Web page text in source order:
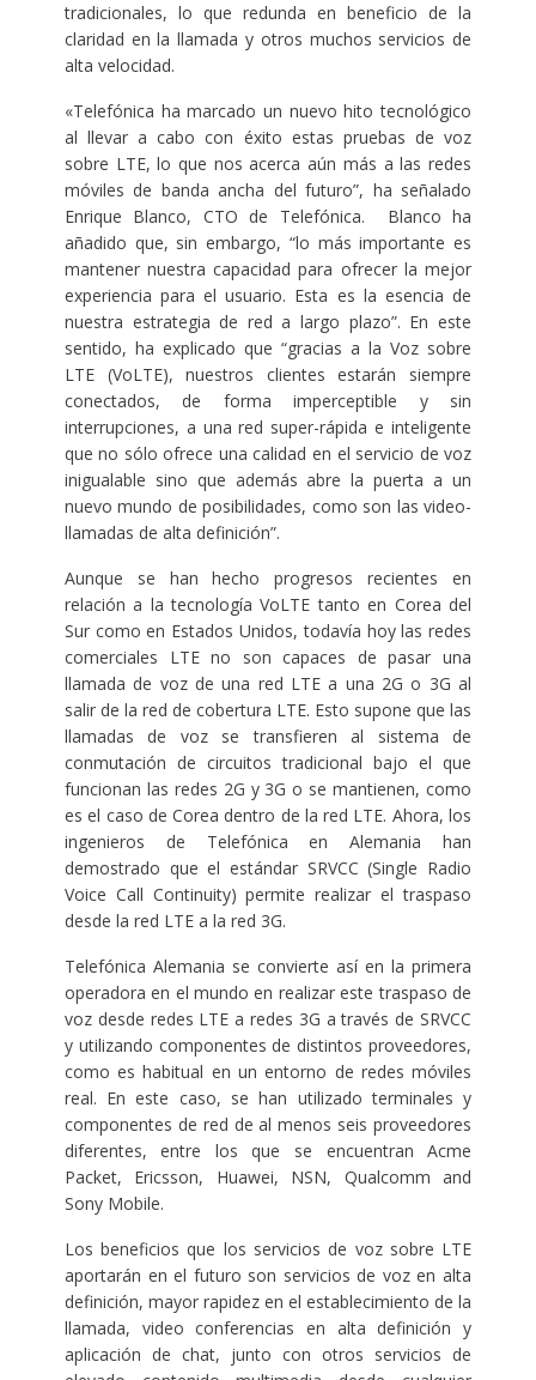
tradicionales, lo que redunda en beneficio de la
claridad en la llamada y otros muchos servicios de
alta velocidad.
«Telefónica ha marcado un nuevo hito tecnológico
al llevar a cabo con éxito estas pruebas de voz
sobre LTE, lo que nos acerca aún más a las redes
móviles de banda ancha del futuro”, ha señalado
Enrique Blanco, CTO de Telefónica. Blanco ha
añadido que, sin embargo, “lo más importante es
mantener nuestra capacidad para ofrecer la mejor
experiencia para el usuario. Esta es la esencia de
nuestra estrategia de red a largo plazo”. En este
sentido, ha explicado que “gracias a la Voz sobre
LTE (VoLTE), nuestros clientes estarán siempre
conectados, de forma imperceptible y sin
interrupciones, a una red super-rápida e inteligente
que no sólo ofrece una calidad en el servicio de voz
inigualable sino que además abre la puerta a un
nuevo mundo de posibilidades, como son las video-
llamadas de alta definición”.
Aunque se han hecho progresos recientes en
relación a la tecnología VoLTE tanto en Corea del
Sur como en Estados Unidos, todavía hoy las redes
comerciales LTE no son capaces de pasar una
llamada de voz de una red LTE a una 2G o 3G al
salir de la red de cobertura LTE. Esto supone que las
llamadas de voz se transfieren al sistema de
conmutación de circuitos tradicional bajo el que
funcionan las redes 2G y 3G o se mantienen, como
es el caso de Corea dentro de la red LTE. Ahora, los
ingenieros de Telefónica en Alemania han
demostrado que el estándar SRVCC (Single Radio
Voice Call Continuity) permite realizar el traspaso
desde la red LTE a la red 3G.
Telefónica Alemania se convierte así en la primera
operadora en el mundo en realizar este traspaso de
voz desde redes LTE a redes 3G a través de SRVCC
y utilizando componentes de distintos proveedores,
como es habitual en un entorno de redes móviles
real. En este caso, se han utilizado terminales y
componentes de red de al menos seis proveedores
diferentes, entre los que se encuentran Acme
Packet, Ericsson, Huawei, NSN, Qualcomm and
Sony Mobile.
Los beneficios que los servicios de voz sobre LTE
aportarán en el futuro son servicios de voz en alta
definición, mayor rapidez en el establecimiento de la
llamada, video conferencias en alta definición y
aplicación de chat, junto con otros servicios de